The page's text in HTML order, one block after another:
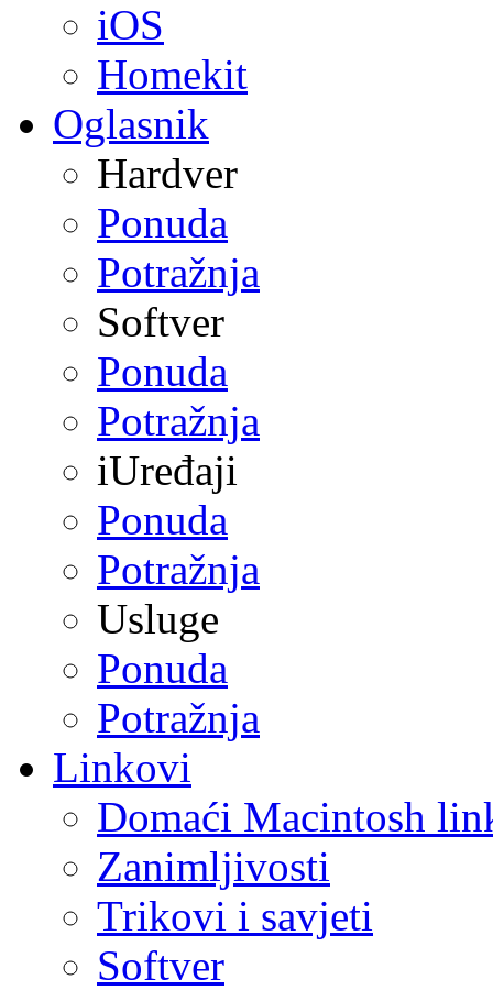
iOS
Homekit
Oglasnik
Hardver
Ponuda
Potražnja
Softver
Ponuda
Potražnja
iUređaji
Ponuda
Potražnja
Usluge
Ponuda
Potražnja
Linkovi
Domaći Macintosh
Zanimljivosti
Trikovi i savjeti
Softver